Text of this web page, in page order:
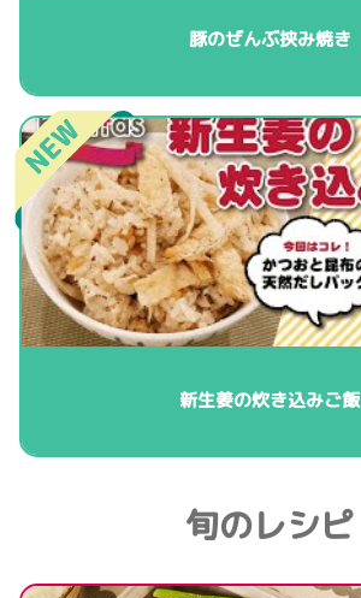
豚のぜんぶ挟み焼き
新生姜の炊き込みご飯
旬のレシピ